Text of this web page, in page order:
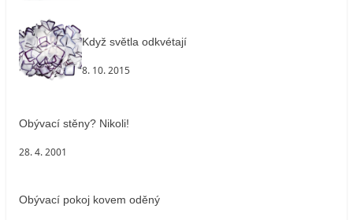
Když světla odkvétají
8. 10. 2015
Obývací stěny? Nikoli!
28. 4. 2001
Obývací pokoj kovem oděný